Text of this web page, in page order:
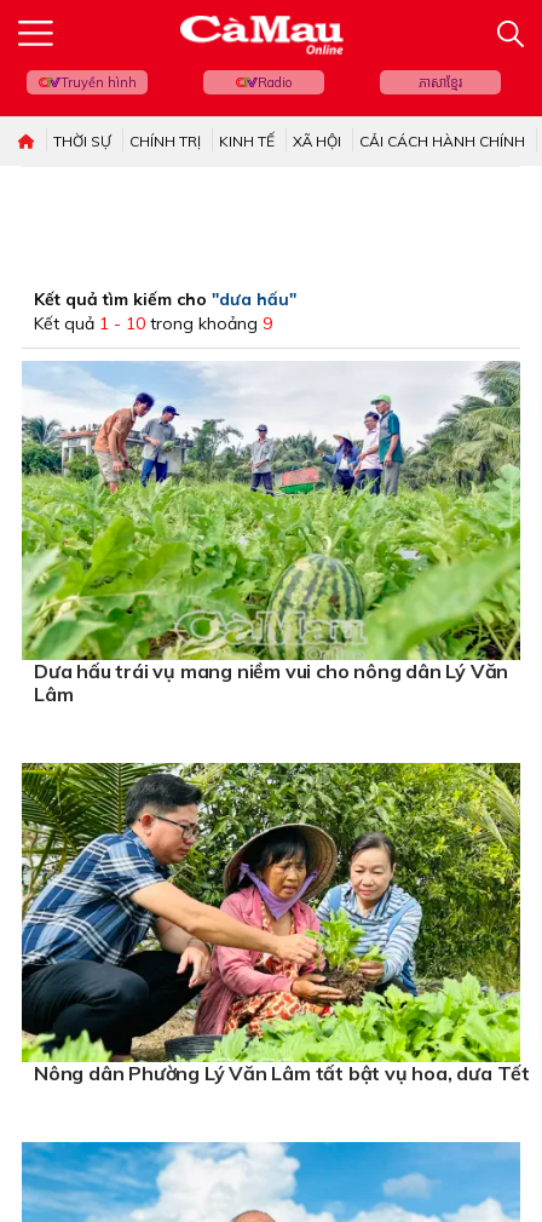
Truyền hình Radio ភាសាខ្មែរ
THỜI SỰ CHÍNH TRỊ KINH TẾ XÃ HỘI CẢI CÁCH HÀNH CHÍNH
Kết quả tìm kiếm cho "dưa hấu"
Kết quả 1 - 10 trong khoảng 9
Dưa hấu trái vụ mang niềm vui cho nông dân Lý Văn
Lâm
Nông dân Phường Lý Văn Lâm tất bật vụ hoa, dưa Tết